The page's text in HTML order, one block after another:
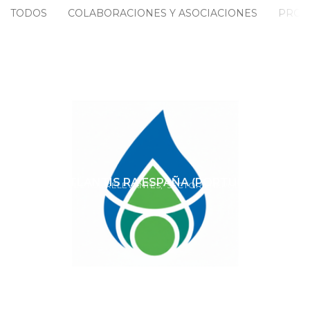
TODOS COLABORACIONES Y ASOCIACIONES
PROYECTOS RELEVANTES SECTOR ENERGÉTICO
BIOATLANTIS RA ESPAÑA (PORTUGUÉS)